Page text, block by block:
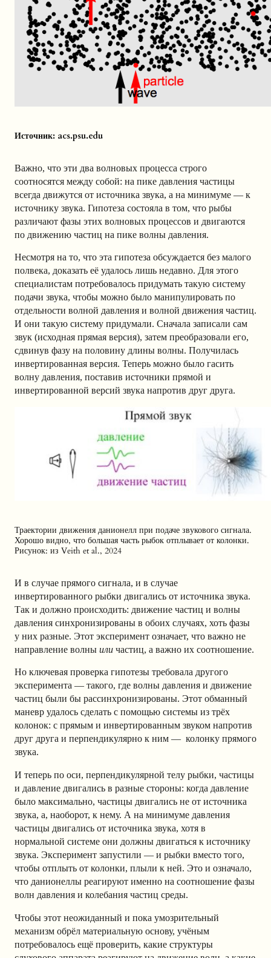
Источник: acs.psu.edu
Важно, что эти два волновых процесса строго
соотносятся между собой: на пике давления частицы
всегда движутся от источника звука, а на минимуме — к
источнику звука. Гипотеза состояла в том, что рыбы
различают фазы этих волновых процессов и двигаются
по движению частиц на пике волны давления.
Несмотря на то, что эта гипотеза обсуждается без малого
полвека, доказать её удалось лишь недавно. Для этого
специалистам потребовалось придумать такую систему
подачи звука, чтобы можно было манипулировать по
отдельности волной давления и волной движения частиц.
И они такую систему придумали. Сначала записали сам
звук (исходная прямая версия), затем преобразовали его,
сдвинув фазу на половину длины волны. Получилась
инвертированная версия. Теперь можно было гасить
волну давления, поставив источники прямой и
инвертированной версий звука напротив друг друга.
Траектории движения данионелл при подаче звукового сигнала.
Хорошо видно, что большая часть рыбок отплывает от колонки.
Рисунок: из Veith et al., 2024
И в случае прямого сигнала, и в случае
инвертированного рыбки двигались от источника звука.
Так и должно происходить: движение частиц и волны
давления синхронизированы в обоих случаях, хоть фазы
у них разные. Этот эксперимент означает, что важно не
направление волны или частиц, а важно их соотношение.
Но ключевая проверка гипотезы требовала другого
эксперимента — такого, где волны давления и движение
частиц были бы рассинхронизированы. Этот обманный
маневр удалось сделать с помощью системы из трёх
колонок: с прямым и инвертированным звуком напротив
друг друга и перпендикулярно к ним — колонку прямого
звука.
И теперь по оси, перпендикулярной телу рыбки, частицы
и давление двигались в разные стороны: когда давление
было максимально, частицы двигались не от источника
звука, а, наоборот, к нему. А на минимуме давления
частицы двигались от источника звука, хотя в
нормальной системе они должны двигаться к источнику
звука. Эксперимент запустили — и рыбки вместо того,
чтобы отплыть от колонки, плыли к ней. Это и означало,
что данионеллы реагируют именно на соотношение фазы
волн давления и колебания частиц среды.
Чтобы этот неожиданный и пока умозрительный
механизм обрёл материальную основу, учёным
потребовалось ещё проверить, какие структуры